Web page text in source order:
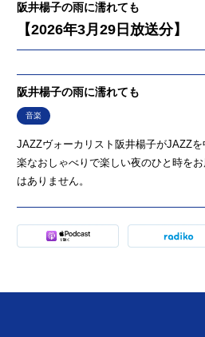
阪井楊子の雨に濡れても
【2026年3月29日放送分】
阪井楊子の雨に濡れても
音楽
JAZZヴォーカリスト阪井楊子がJAZZ
楽なおしゃべりで楽しい夜のひと時を
はありません。